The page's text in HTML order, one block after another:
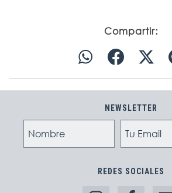
Compartir:
NEWSLETTER
REDES SOCIALES